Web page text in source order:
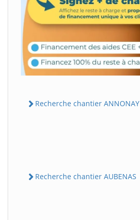
Recherche chantier ANNONAY
Recherche chantier AUBENAS